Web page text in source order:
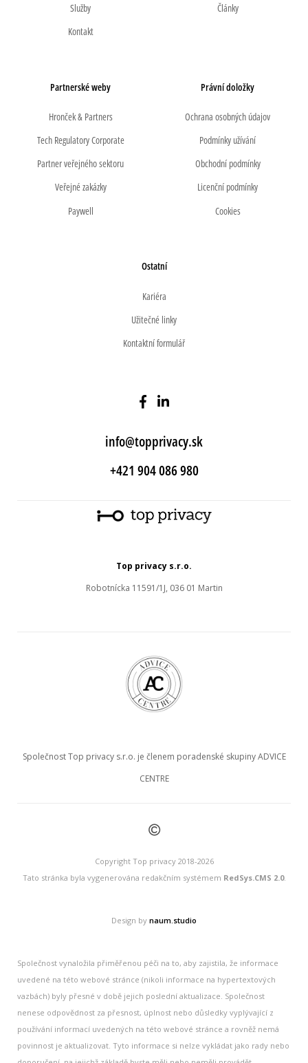
Služby
Kontakt
Články
Partnerské weby
Hronček & Partners
Tech Regulatory Corporate
Partner veřejného sektoru
Veřejné zakázky
Paywell
Právní doložky
Ochrana osobných údajov
Podmínky užívání
Obchodní podmínky
Licenční podmínky
Cookies
Ostatní
Kariéra
Užitečné linky
Kontaktní formulář
info@topprivacy.sk
+421 904 086 980
Top privacy s.r.o.
Robotnícka 11591/1J, 036 01 Martin
Společnost Top privacy s.r.o. je členem poradenské skupiny ADVICE
CENTRE
©
Copyright Top privacy 2018-2026
Tato stránka byla vygenerována redakčním systémem RedSys.CMS 2.0.
Design by naum.studio
Společnost vynaložila přiměřenou péči na to, aby zajistila, že informace
uvedené na této webové stránce (nikoli informace na hypertextových
vazbách) byly přesné v době jejich poslední aktualizace. Společnost
nenese odpovědnost za přesnost, úplnost nebo důsledky vyplývající z
používání informací uvedených na této webové stránce a rovněž nemá
povinnost je aktualizovat. Tyto informace si nelze vykládat jako rady nebo